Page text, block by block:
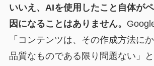
いいえ、AIを使用したこと自体が
因になることはありません。
「コンテンツは、その作成方法に
品質なものである限り問題ない」